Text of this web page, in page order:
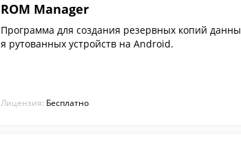
ROM Manager
Программа для создания резервных копий
я рутованных устройств на Android.
Лицензия: Бесплатно